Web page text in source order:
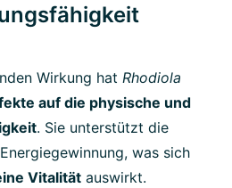
Wirkung hat Rhodiola
auf die physische und
. Sie unterstützt die
was sich
Vitalität auswirkt.